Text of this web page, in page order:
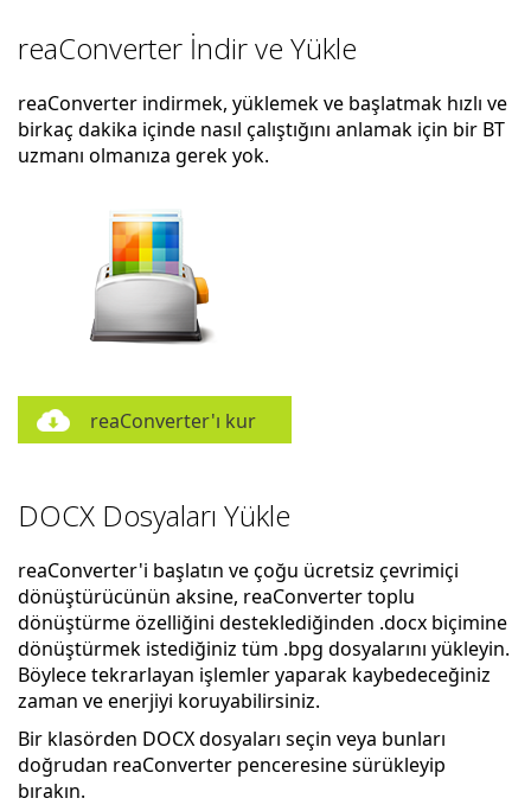
reaConverter İndir ve Yükle
reaConverter indirmek, yüklemek ve başlatmak hızlı ve
birkaç dakika içinde nasıl çalıştığını anlamak için bir BT
uzmanı olmanıza gerek yok.
reaConverter'ı kur
DOCX Dosyaları Yükle
reaConverter'i başlatın ve çoğu ücretsiz çevrimiçi
dönüştürücünün aksine, reaConverter toplu
dönüştürme özelliğini desteklediğinden .docx biçimine
dönüştürmek istediğiniz tüm .bpg dosyalarını yükleyin.
Böylece tekrarlayan işlemler yaparak kaybedeceğiniz
zaman ve enerjiyi koruyabilirsiniz.
Bir klasörden DOCX dosyaları seçin veya bunları
doğrudan reaConverter penceresine sürükleyip
bırakın.